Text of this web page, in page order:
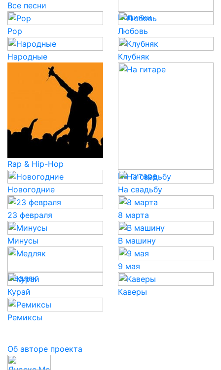
Все песни
Новинки
Pop
Любовь
Народные Клубняк
Rap & Hip-Hop
На гитаре
Новогодние
На свадьбу
23 февраля 8 марта
Минусы В машину
Медляк
9 мая
Курай Каверы
Ремиксы
Об авторе проекта